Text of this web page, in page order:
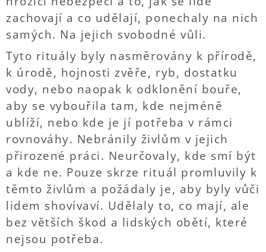
zachovají a co udělají, ponechaly na nich
samých. Na jejich svobodné vůli.
Tyto rituály byly nasměrovány k přírodě,
k úrodě, hojnosti zvěře, ryb, dostatku
vody, nebo naopak k odklonění bouře,
aby se vybouřila tam, kde nejméně
ublíží, nebo kde je jí potřeba v rámci
rovnováhy. Nebránily živlům v jejich
přirozené práci. Neurčovaly, kde smí být
a kde ne. Pouze skrze rituál promluvily k
těmto živlům a požádaly je, aby byly vůči
lidem shovívaví. Udělaly to, co mají, ale
bez větších škod a lidských obětí, které
nejsou potřeba.